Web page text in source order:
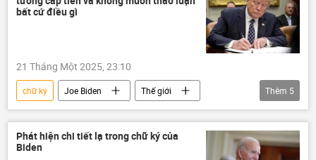
bất cứ điều gì
21 Tháng Một 2025, 23:10
chữ ký Joe Biden
Thế giới
Hoa Kỳ
Donald Trump
FBI
Quan điểm-Ý kiến
chuyên gia
Thêm 5
Phát hiện chi tiết lạ trong chữ ký của
Biden